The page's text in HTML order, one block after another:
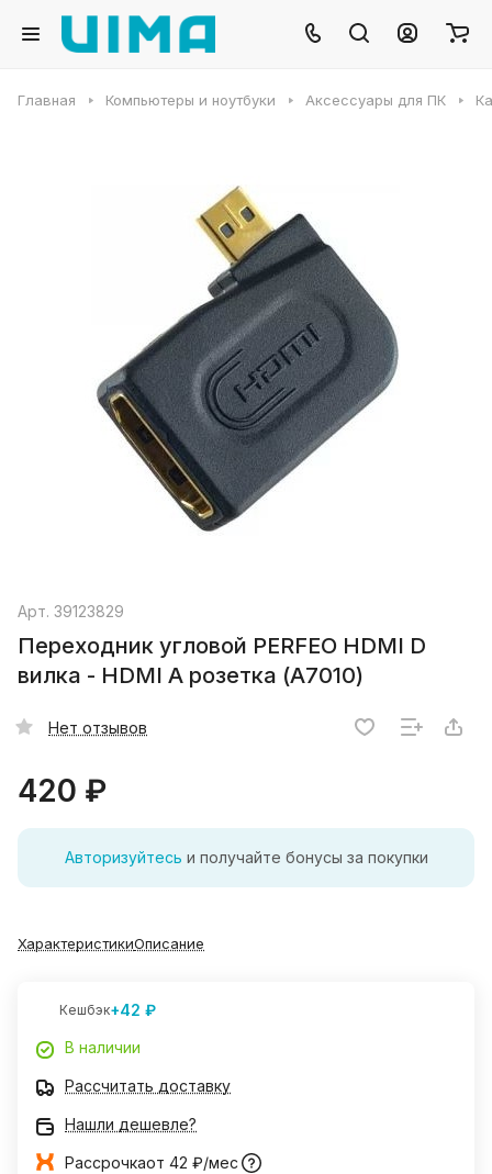
Главная Компьютеры и ноутбуки Аксессуары для ПК
Арт. 39123829
Переходник угловой PERFEO HDMI D
вилка - HDMI A розетка (A7010)
Нет отзывов
420 ₽
Авторизуйтесь и получайте бонусы за покупки
ХарактеристикиОписание
Кешбэк+42 ₽
В наличии
Рассчитать доставку
Нашли дешевле?
Рассрочкаот 42 ₽/мес